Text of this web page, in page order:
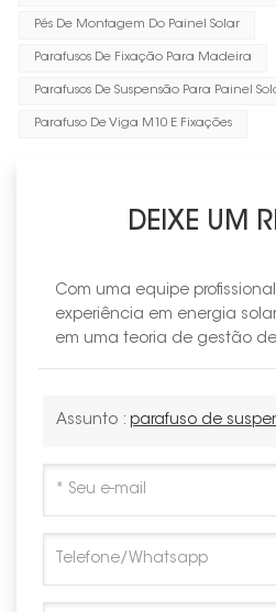
Pés De Montagem Do Painel Solar
Parafusos De Fixação Para Madeira
Parafusos De Suspensão Para Painel
Parafuso De Viga M10 E Fixações
DEIXE UM
Com uma equipe
experiência em energia solar,
em uma teoria de gestão de
Assunto : parafuso de